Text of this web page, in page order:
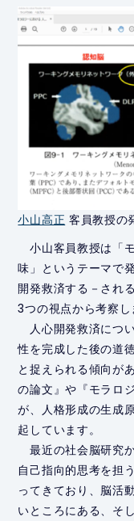
小山高正 客員教授の
小山客員教授は「
味」というテーマで
開発救済する－され
3つの視点から考察し
人心開発救済につ
性を完成した後の道
と捉えられる傾向が
の論文』や『モラロ
が、人格形成の生成
起しています。
最近の社会脳研究
自己指向的思考を担
ってきており、脳活
いところにある、そ